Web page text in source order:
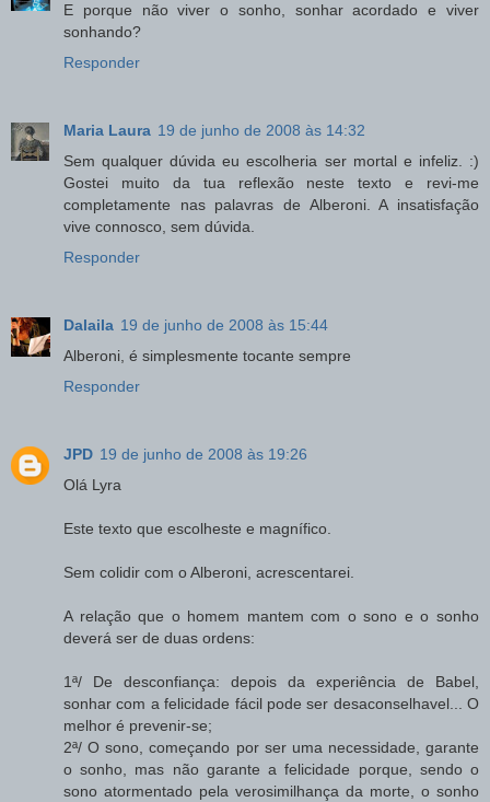
E porque não viver o sonho, sonhar acordado e viver
sonhando?
Responder
Maria Laura 19 de junho de 2008 às 14:32
Sem qualquer dúvida eu escolheria ser mortal e infeliz. :)
Gostei muito da tua reflexão neste texto e revi-me
completamente nas palavras de Alberoni. A insatisfação
vive connosco, sem dúvida.
Responder
Dalaila 19 de junho de 2008 às 15:44
Alberoni, é simplesmente tocante sempre
Responder
JPD 19 de junho de 2008 às 19:26
Olá Lyra
Este texto que escolheste e magnífico.
Sem colidir com o Alberoni, acrescentarei.
A relação que o homem mantem com o sono e o sonho
deverá ser de duas ordens:
1ª/ De desconfiança: depois da experiência de Babel,
sonhar com a felicidade fácil pode ser desaconselhavel... O
melhor é prevenir-se;
2ª/ O sono, começando por ser uma necessidade, garante
o sonho, mas não garante a felicidade porque, sendo o
sono atormentado pela verosimilhança da morte, o sonho